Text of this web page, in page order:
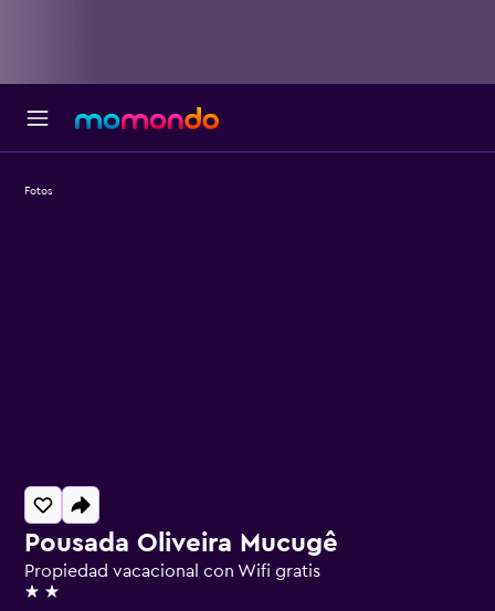
Pousada Oliveira Mucugê
Propiedad vacacional con Wifi gratis
2 estrellas
Fotos